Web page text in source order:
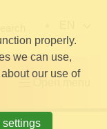
properly.
we can use,
our use of
settings